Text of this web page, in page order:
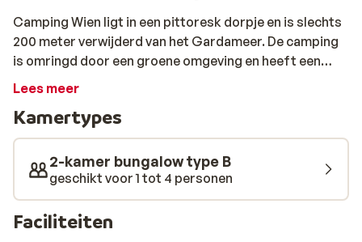
Camping Wien ligt in een pittoresk dorpje en is slechts
200 meter verwijderd van het Gardameer. De camping
is omringd door een groene omgeving en heeft een
heerlijk zwembad met een prachtig uitzicht over de zee.
supermarkt en een snackbar. Het centrum van
Peschiera ligt op 3 kilometer van de camping en is te
bereiken via een wandeling langs de promenade en het
strand. Je hebt de keuze uit verschillende bungalows
met 2 of 3 kamers. Hier gaat de hele familie genieten
van een relaxte vakantie!
Lees meer
Kamertypes
2-kamer bungalow type B
geschikt voor 1 tot 4 personen
Faciliteiten